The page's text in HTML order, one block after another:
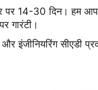
पर 14-30 दिन। हम
गारंटी।
इंजीनियरिंग सीएडी